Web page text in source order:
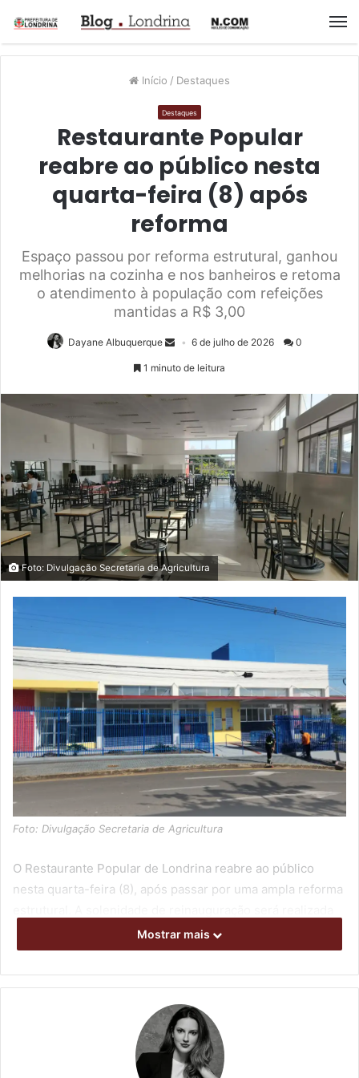
Início / Destaques
Destaques
Restaurante Popular
reabre ao público nesta
quarta-feira (8) após
reforma
Espaço passou por reforma estrutural, ganhou
melhorias na cozinha e nos banheiros e retoma
o atendimento à população com refeições
mantidas a R$ 3,00
Dayane Albuquerque 6 de julho de 2026 0
1 minuto de leitura
Foto: Divulgação Secretaria de Agricultura
Foto: Divulgação Secretaria de Agricultura
O Restaurante Popular de Londrina reabre ao público
nesta quarta-feira (8), após passar por uma ampla reforma
às 9h30, e o atendimento à população será retomado às
11h, com o início da distribuição das refeições. O
restaurante está localizado na Rua Professor João
O secretário municipal de Agricultura e Abastecimento,
Mostrar mais